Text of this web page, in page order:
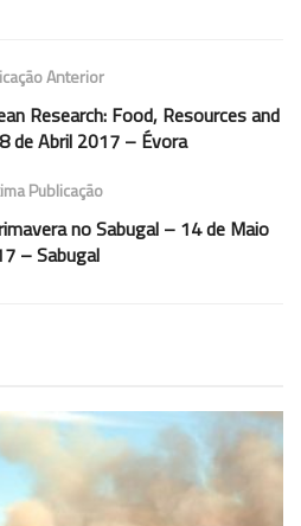
Anterior
Research: Food, Resources and
de Abril 2017 – Évora
Publicação
no Sabugal – 14 de Maio
– Sabugal